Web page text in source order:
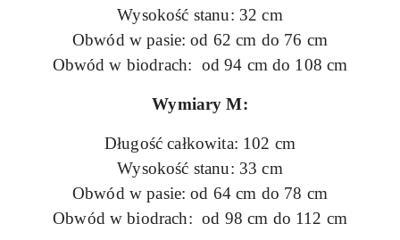
Wysokość stanu: 32 cm
Obwód w pasie: od 62 cm do 76 cm
Obwód w biodrach: od 94 cm do 108 cm
Wymiary M:
Długość całkowita: 102 cm
Wysokość stanu: 33 cm
Obwód w pasie: od 64 cm do 78 cm
Obwód w biodrach: od 98 cm do 112 cm